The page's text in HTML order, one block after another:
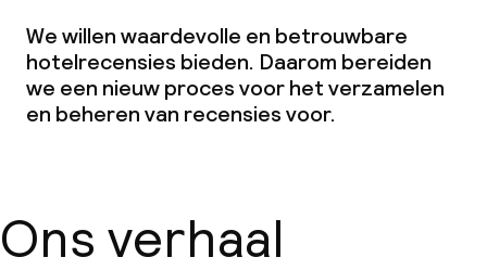
We willen waardevolle en betrouwbare
hotelrecensies bieden. Daarom bereiden
we een nieuw proces voor het verzamelen
en beheren van recensies voor.
Ons verhaal